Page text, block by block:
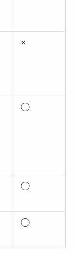
×
◯
◯
◯